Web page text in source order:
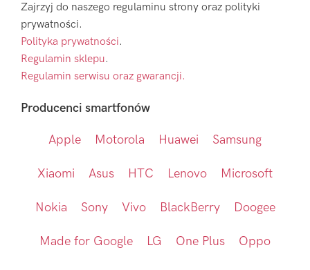
Zajrzyj do naszego regulaminu strony oraz polityki
prywatności.
Polityka prywatności.
Regulamin sklepu.
Regulamin serwisu oraz gwarancji.
Producenci smartfonów
Apple Motorola Huawei Samsung
Xiaomi Asus HTC Lenovo Microsoft
Nokia Sony Vivo BlackBerry Doogee
Made for Google LG One Plus Oppo